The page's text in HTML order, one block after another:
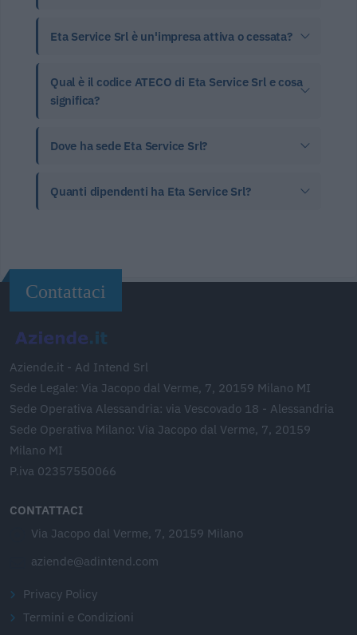
Eta Service Srl è un'impresa attiva o cessata?
Qual è il codice ATECO di Eta Service Srl e cosa
significa?
Dove ha sede Eta Service Srl?
Quanti dipendenti ha Eta Service Srl?
Contattaci
Aziende.it - Ad Intend Srl
Sede Legale: Via Jacopo dal Verme, 7, 20159 Milano MI
Sede Operativa Alessandria: via Vescovado 18 - Alessandria
Sede Operativa Milano: Via Jacopo dal Verme, 7, 20159
Milano MI
P.iva 02357550066
CONTATTACI
Via Jacopo dal Verme, 7, 20159 Milano
aziende@adintend.com
Privacy Policy
Termini e Condizioni